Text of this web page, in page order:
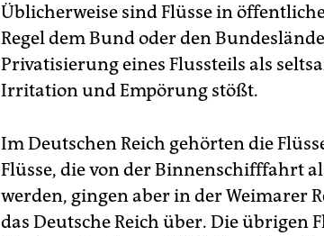
Üblicherweise sind Flüsse in
Regel dem Bund oder den
Privatisierung eines Flussteils als
Irritation und Empörung stößt.
Im Deutschen Reich gehörten die
Flüsse, die von der Binnenschifffahrt
werden, gingen aber in der Weimarer
das Deutsche Reich über. Die übrigen